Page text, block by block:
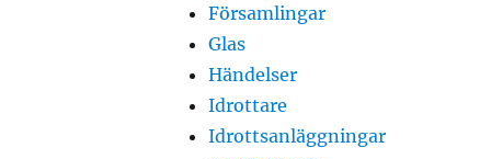
Församlingar
Glas
Händelser
Idrottare
Idrottsanläggningar